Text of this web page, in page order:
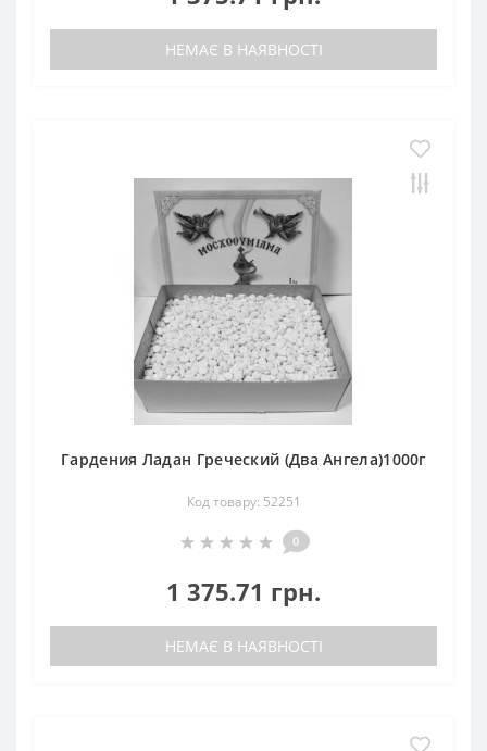
НЕМАЄ В НАЯВНОСТІ
Гардения Ладан Греческий (Два Ангела)1000г
Код товару: 52251
0
1 375.71 грн.
НЕМАЄ В НАЯВНОСТІ